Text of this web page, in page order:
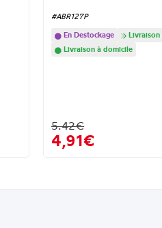
#ABR127P
En Destockage
Livraison
Livraison à domicile
5.42€
4,91€